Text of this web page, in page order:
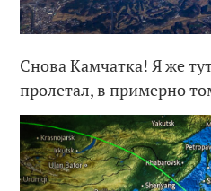
Снова Камчатка! Я же
пролетал, в примерно